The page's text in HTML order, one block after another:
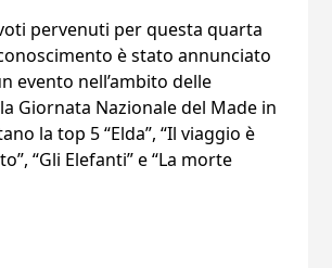
pervenuti per questa quarta
è stato annunciato
evento nell’ambito delle
Giornata Nazionale del Made in
la top 5 “Elda”, “Il viaggio è
“Gli Elefanti” e “La morte